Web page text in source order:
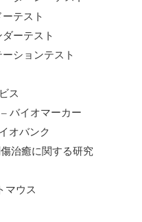
ーテスト
ダーテスト
ーションテスト
ス
バイオマーカー
オバンク
治癒に関する研究
マウス